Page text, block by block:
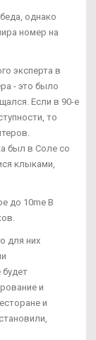
однако
номер на
эксперта в
- это было
Если в 90-е
то
был в Соле со
клыками,
до 10me В
для них
будет
и
и